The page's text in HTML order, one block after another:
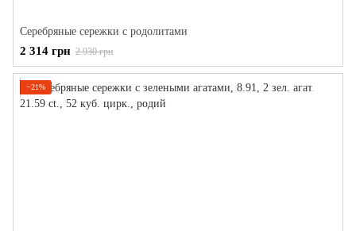
Серебряные сережки с родолитами
2 314 грн 2 930 грн
−21%